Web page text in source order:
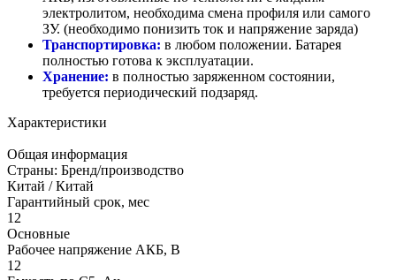
электролитом, необходима смена профиля или самого
ЗУ. (необходимо понизить ток и напряжение заряда)
Транспортировка: в любом положении. Батарея
полностью готова к эксплуатации.
Хранение: в полностью заряженном состоянии,
требуется периодический подзаряд.
Характеристики
Общая информация
Страны: Бренд/производство
Китай / Китай
Гарантийный срок, мес
12
Основные
Рабочее напряжение АКБ, B
12